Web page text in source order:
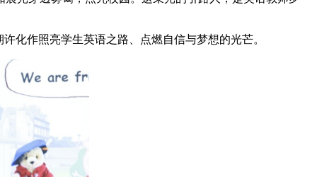
作照亮学生英语之路、点燃自信与梦想的光芒。